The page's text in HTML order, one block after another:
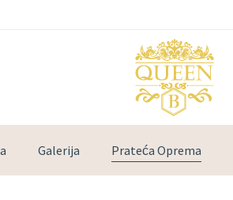
Galerija Prateća Oprema